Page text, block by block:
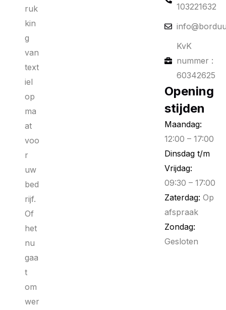
ruk
kin
g
van
text
iel
op
ma
at
voo
r
uw
bed
rijf.
Of
het
nu
gaa
t
om
wer
103221632
KvK
nummer :
60342625
Opening
stijden
Maandag:
12:00 – 17:00
Dinsdag t/m
Vrijdag:
09:30 – 17:00
Zaterdag: Op
afspraak
Zondag:
Gesloten